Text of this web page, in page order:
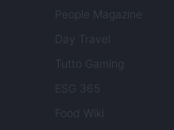
People Magazine
Day Travel
Tutto Gaming
ESG 365
Food Wiki